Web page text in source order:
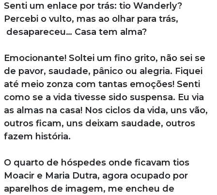
Senti um enlace por trás: tio Wanderly?
Percebi o vulto, mas ao olhar para trás,
desapareceu… Casa tem alma?
Emocionante! Soltei um fino grito, não sei se
de pavor, saudade, pânico ou alegria. Fiquei
até meio zonza com tantas emoções! Senti
como se a vida tivesse sido suspensa. Eu via
as almas na casa! Nos ciclos da vida, uns vão,
outros ficam, uns deixam saudade, outros
fazem história.
O quarto de hóspedes onde ficavam tios
Moacir e Maria Dutra, agora ocupado por
aparelhos de imagem, me encheu de